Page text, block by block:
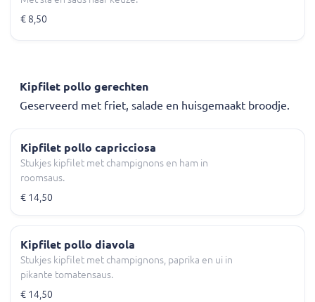
€ 8,50
Kipfilet pollo gerechten
Geserveerd met friet, salade en huisgemaakt broodje.
Kipfilet pollo capricciosa
Stukjes kipfilet met champignons en ham in
roomsaus.
€ 14,50
Kipfilet pollo diavola
Stukjes kipfilet met champignons, paprika en ui in
pikante tomatensaus.
€ 14,50